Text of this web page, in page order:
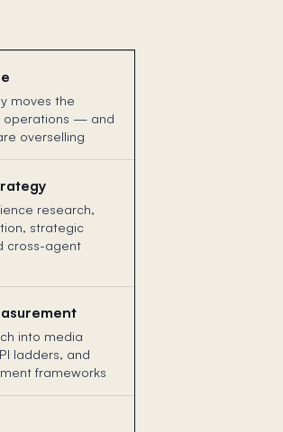
moves the
operations — and
overselling
research,
strategic
cross-agent
into media
ladders, and
frameworks